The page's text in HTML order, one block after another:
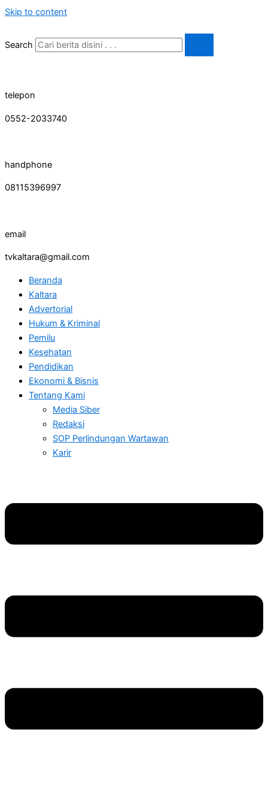
Skip to content
Search
telepon
0552-2033740
handphone
08115396997
email
tvkaltara@gmail.com
Beranda
Kaltara
Advertorial
Hukum & Kriminal
Pemilu
Kesehatan
Pendidikan
Ekonomi & Bisnis
Tentang Kami
Media Siber
Redaksi
SOP Perlindungan Wartawan
Karir